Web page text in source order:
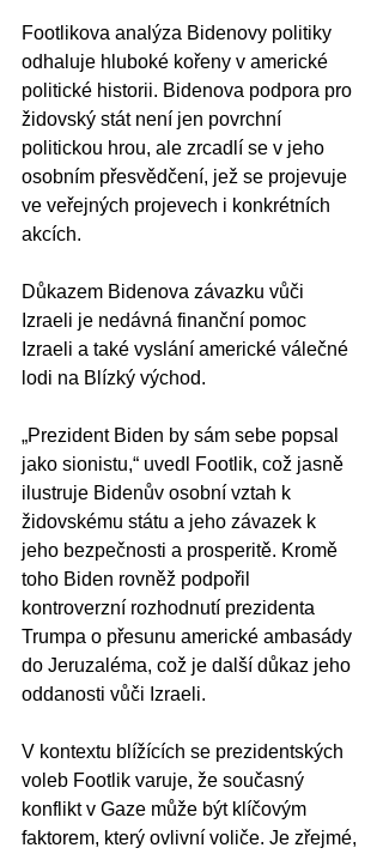
Footlikova analýza Bidenovy politiky
odhaluje hluboké kořeny v americké
politické historii. Bidenova podpora pro
židovský stát není jen povrchní
politickou hrou, ale zrcadlí se v jeho
osobním přesvědčení, jež se projevuje
ve veřejných projevech i konkrétních
akcích.
Důkazem Bidenova závazku vůči
Izraeli je nedávná finanční pomoc
Izraeli a také vyslání americké válečné
lodi na Blízký východ.
„Prezident Biden by sám sebe popsal
jako sionistu,“ uvedl Footlik, což jasně
ilustruje Bidenův osobní vztah k
židovskému státu a jeho závazek k
jeho bezpečnosti a prosperitě. Kromě
toho Biden rovněž podpořil
kontroverzní rozhodnutí prezidenta
Trumpa o přesunu americké ambasády
do Jeruzaléma, což je další důkaz jeho
oddanosti vůči Izraeli.
V kontextu blížících se prezidentských
voleb Footlik varuje, že současný
konflikt v Gaze může být klíčovým
faktorem, který ovlivní voliče. Je zřejmé,